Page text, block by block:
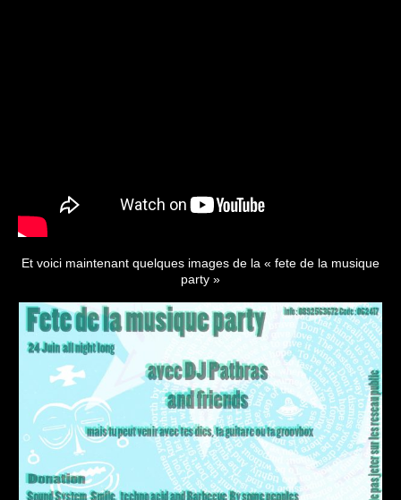
Et voici maintenant quelques images de la « fete de la musique
party »